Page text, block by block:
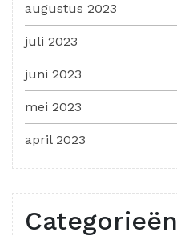
augustus 2023
juli 2023
juni 2023
mei 2023
april 2023
Categorieën